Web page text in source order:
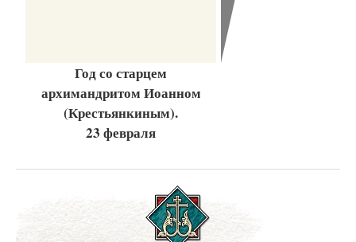
Год со старцем
архимандритом Иоанном
(Крестьянкиным).
23 февраля